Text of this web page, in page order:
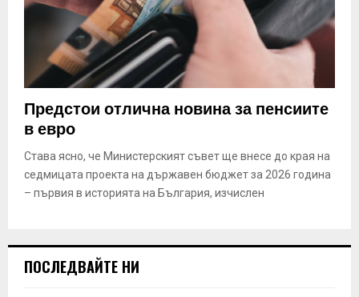
Предстои отлична новина за пенсиите
в евро
Става ясно, че Министерският съвет ще внесе до края на
седмицата проекта на държавен бюджет за 2026 година
– първия в историята на България, изчислен
ПОСЛЕДВАЙТЕ НИ